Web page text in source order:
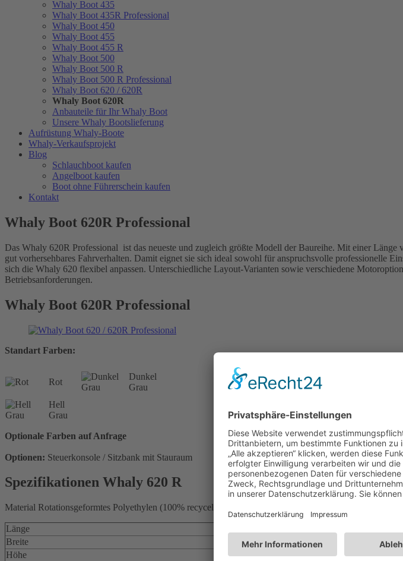
Whaly Boot 435
Whaly Boot 435R Professional
Whaly Boot 450
Whaly Boot 455
Whaly Boot 455 R
Whaly Boot 500
Whaly Boot 500 R
Whaly Boot 500 R Professional
Whaly Boot 620 / 620R
Whaly Boot 620R
Anbauteile für Ihr Whaly Boot
Unsere Whaly Bootslieferung
Aufrüstung Whaly-Boote
Whaly-Verkaufsprojekt
Blog
Schlauchboot kaufen
Angelboot kaufen
Boot ohne Führerschein kaufen
Kontakt
Whaly Boot 620R Professional
Das Whaly 620R Professional ist das neueste und zugleich größte Modell der Baureihe. Mit einer
gut vorhersehbares Fahrverhalten. Damit eignet sie sich ideal sowohl für anspruchsvolle professionelle
sich die Whaly 620 flexibel anpassen. Unterschiedliche Layout-Varianten sowie verschiedene
Betriebsanforderungen.
Whaly Boot 620R Professional
Standart Farben:
Rot
Dunkel
Grau
Hell
Grau
Optionale Farben auf Anfrage
Optionen: Steuerkonsole / Sitzbank mit Stauraum
Spezifikationen Whaly 620 R
Material Rotationsgeformtes Polyethylen (100% recycelbar). UV-stabilisiert, doppelwandige Konstruktion,
Länge
Breite
Höhe